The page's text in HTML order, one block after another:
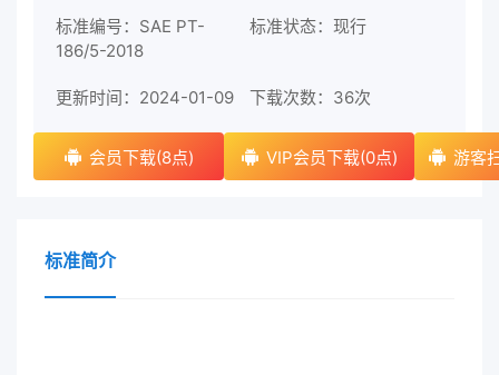
标准编号：SAE PT-
186/5-2018
标准状态：现行
更新时间：2024-01-09 下载次数： 36次
会员下载(8点) VIP会员下载(0点) 游客
标准简介